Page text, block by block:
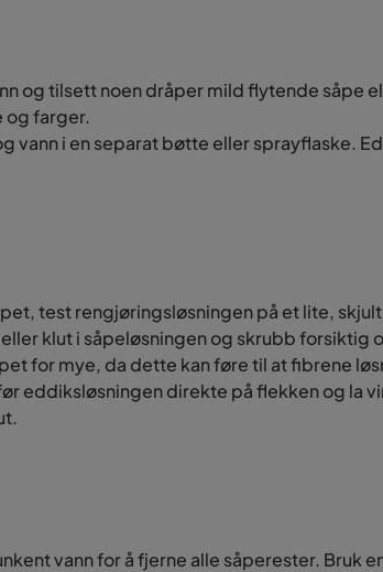
og tilsett noen dråper mild flytende såpe
og farger.
vann i en separat bøtte eller sprayflaske.
test rengjøringsløsningen på et lite,
klut i såpeløsningen og skrubb
for mye, da dette kan føre til at fibrene
eddiksløsningen direkte på flekken og la
vann for å fjerne alle såperester. Bruk